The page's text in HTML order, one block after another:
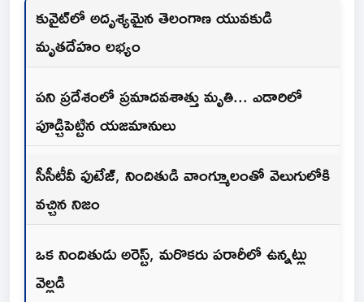
కువైట్‌లో అదృశ్యమైన తెలంగాణ యువకుడి
మృతదేహం లభ్యం
పని ప్రదేశంలో ప్రమాదవశాత్తు మృతి... ఎడారిలో
పూడ్చిపెట్టిన యజమానులు
సీసీటీవీ ఫుటేజ్, నిందితుడి వాంగ్మూలంతో వెలుగులోకి
వచ్చిన నిజం
ఒక నిందితుడు అరెస్ట్, మరొకరు పరారీలో ఉన్నట్లు
వెల్లడి